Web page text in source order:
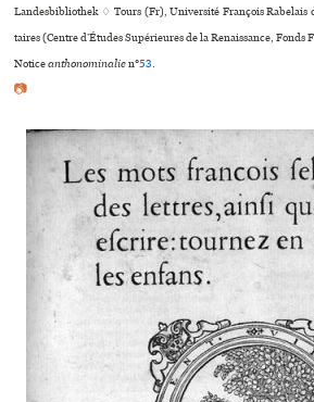
Landesbibliothek ♢ Tours (Fr), Université François
tai­res (Centre d’Études Supérieures de la Renaissance,
Noticeanthonominalien°53.
📷